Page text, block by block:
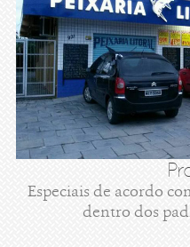
Especiais de acordo
dentro dos